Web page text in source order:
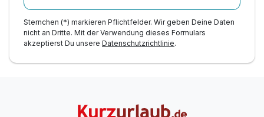
Sternchen (*) markieren Pflichtfelder. Wir geben Deine Daten
nicht an Dritte. Mit der Verwendung dieses Formulars
akzeptierst Du unsere Datenschutzrichtlinie.